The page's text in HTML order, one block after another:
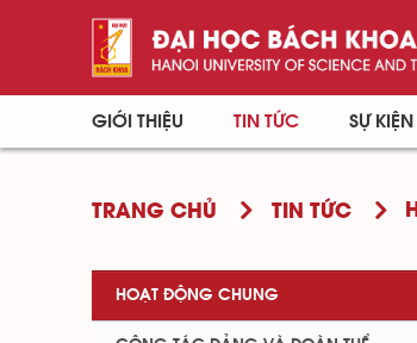
GIỚI THIỆU TIN TỨC SỰ
TRANG CHỦ TIN TỨC
HOẠT ĐỘNG CHUNG